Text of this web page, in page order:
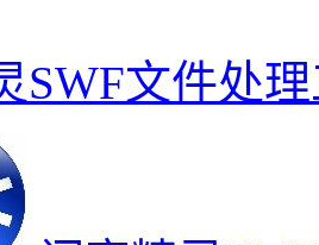
SWF文件处